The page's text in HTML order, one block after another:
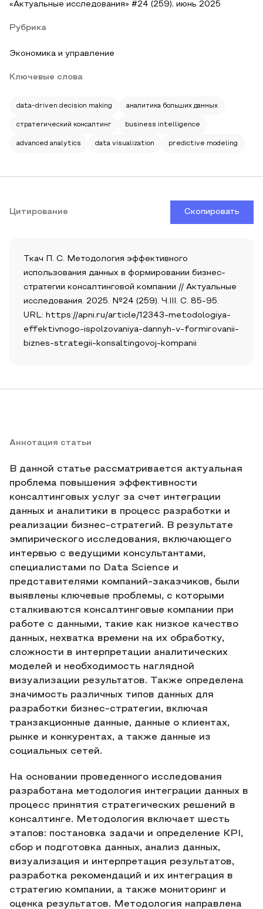
«Актуальные исследования» #24 (259), июнь 2025
Рубрика
Экономика и управление
Ключевые слова
data-driven decision making аналитика больших данных
стратегический консалтинг business intelligence
advanced analytics data visualization predictive modeling
Цитирование Скопировать
Ткач П. С. Методология эффективного
использования данных в формировании бизнес-
стратегии консалтинговой компании // Актуальные
исследования. 2025. №24 (259). Ч.III. С. 85-95.
URL: https://apni.ru/article/12343-metodologiya-
effektivnogo-ispolzovaniya-dannyh-v-formirovanii-
biznes-strategii-konsaltingovoj-kompanii
Аннотация статьи
В данной статье рассматривается актуальная
проблема повышения эффективности
консалтинговых услуг за счет интеграции
данных и аналитики в процесс разработки и
реализации бизнес-стратегий. В результате
эмпирического исследования, включающего
интервью с ведущими консультантами,
специалистами по Data Science и
представителями компаний-заказчиков, были
выявлены ключевые проблемы, с которыми
сталкиваются консалтинговые компании при
работе с данными, такие как низкое качество
данных, нехватка времени на их обработку,
сложности в интерпретации аналитических
моделей и необходимость наглядной
визуализации результатов. Также определена
значимость различных типов данных для
разработки бизнес-стратегии, включая
транзакционные данные, данные о клиентах,
рынке и конкурентах, а также данные из
социальных сетей.
На основании проведенного исследования
разработана методология интеграции данных в
процесс принятия стратегических решений в
консалтинге. Методология включает шесть
этапов: постановка задачи и определение KPI,
сбор и подготовка данных, анализ данных,
визуализация и интерпретация результатов,
разработка рекомендаций и их интеграция в
стратегию компании, а также мониторинг и
оценка результатов. Методология направлена